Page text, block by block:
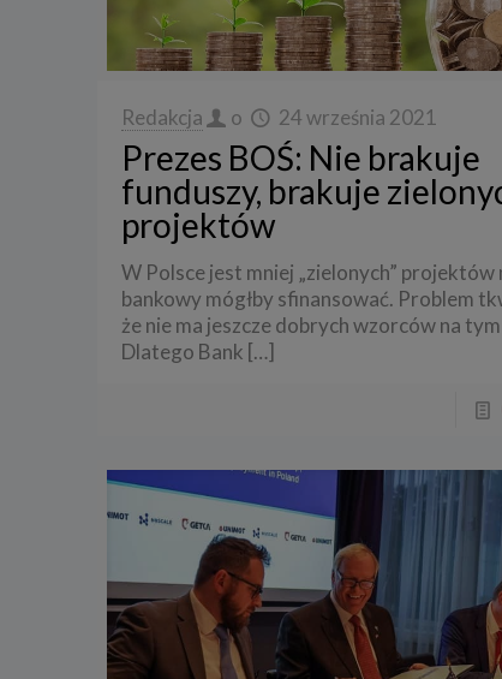
Redakcja o 24 września 2021
Prezes BOŚ: Nie brakuje
funduszy, brakuje
projektów
W Polsce jest mniej „zielonych” projektów
bankowy mógłby sfinansować. Problem
że nie ma jeszcze dobrych wzorców na
Dlatego Bank […]